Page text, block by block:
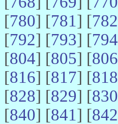
[780] [781] [782
[792] [793] [794
[804] [805] [806
[816] [817] [818
[828] [829] [830
[840] [841] [842